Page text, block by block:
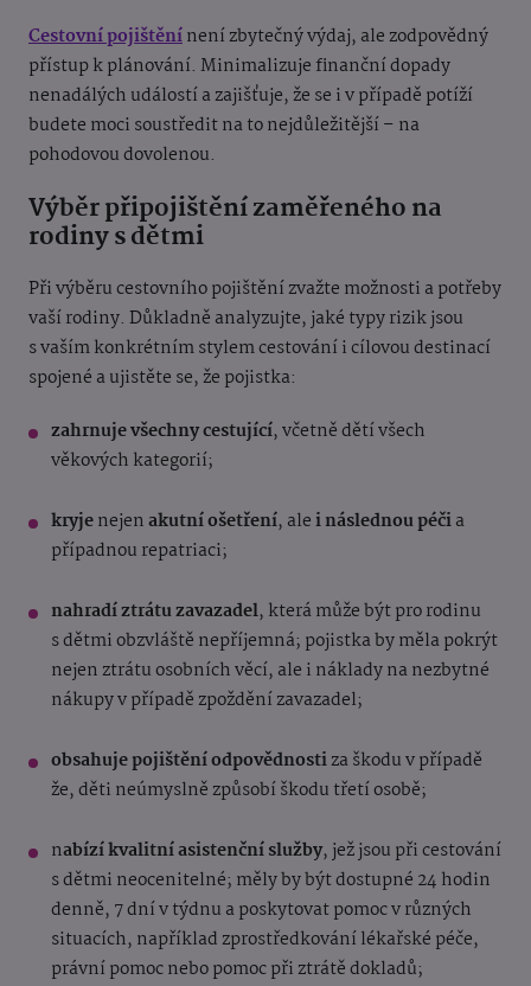
Cestovní pojištěnínení zbytečný výdaj, ale zodpovědný
přístup k plánování. Minimalizuje finanční dopady
nenadálých událostí a zajišťuje, že se i v případě potíží
budete moci soustředit na to nejdůležitější – na
pohodovou dovolenou.
Výběr připojištění zaměřeného na
rodiny s dětmi
Při výběru cestovního pojištění zvažte možnosti a potřeby
vaší rodiny. Důkladně analyzujte, jaké typy rizik jsou
s vaším konkrétním stylem cestování i cílovou destinací
spojené a ujistěte se, že pojistka:
zahrnuje všechny cestující, včetně dětí všech
věkových kategorií;
kryjenejenakutní ošetření, alei následnou péčia
případnou repatriaci;
nahradí ztrátu zavazadel, která může být pro rodinu
s dětmi obzvláště nepříjemná; pojistka by měla pokrýt
nejen ztrátu osobních věcí, ale i náklady na nezbytné
nákupy v případě zpoždění zavazadel;
obsahuje pojištění odpovědnostiza škodu v případě
že, děti neúmyslně způsobí škodu třetí osobě;
nabízí kvalitní asistenční služby, jež jsou při cestování
s dětmi neocenitelné; měly by být dostupné 24 hodin
denně, 7 dní v týdnu a poskytovat pomoc v různých
situacích, například zprostředkování lékařské péče,
právní pomoc nebo pomoc při ztrátě dokladů;